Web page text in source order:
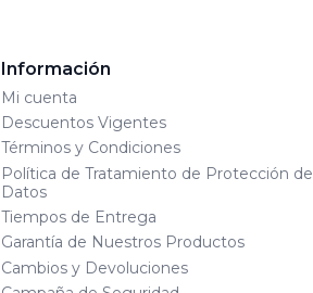
Información
Mi cuenta
Descuentos Vigentes
Términos y Condiciones
Política de Tratamiento de Protección de
Datos
Tiempos de Entrega
Garantía de Nuestros Productos
Cambios y Devoluciones